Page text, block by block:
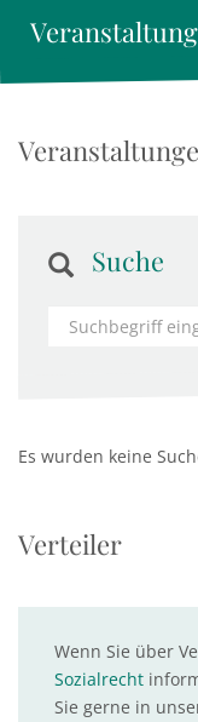
Suche
Es wurden keine
Verteiler
Wenn Sie über
Sozialrecht
Sie gerne in